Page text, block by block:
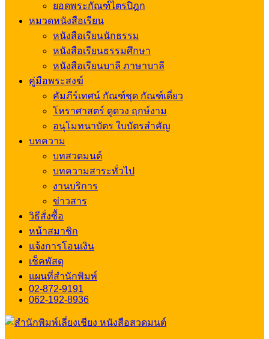
ยอดพระกัณฑ์ไตรปิฎก
หมวดหนังสือเรียน
หนังสือเรียนนักธรรม
หนังสือเรียนธรรมศึกษา
หนังสือเรียนบาลี ภาษาบาลี
คู่มือพระสงฆ์
คัมภีร์เทศน์ กัณฑ์ชุด กัณฑ์เดี่ยว
โหราศาสตร์ ดูดวง ฤกษ์งาม
อนุโมทนาบัตร ใบบัตรสำคัญ
บทความ
บทสวดมนต์
บทความสาระทั่วไป
งานบริการ
ข่าวสาร
วิธีสั่งซื้อ
หน้าสมาชิก
แจ้งการโอนเงิน
เช็คพัสดุ
แผนที่สำนักพิมพ์
02-872-9191
062-192-8936